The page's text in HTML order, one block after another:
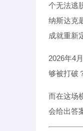
个无法逃
纳斯达克
成就重新
2026年4
够被打破
而在这场
会给出答